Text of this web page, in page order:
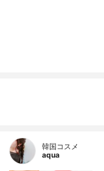
韓国コスメ
aqua